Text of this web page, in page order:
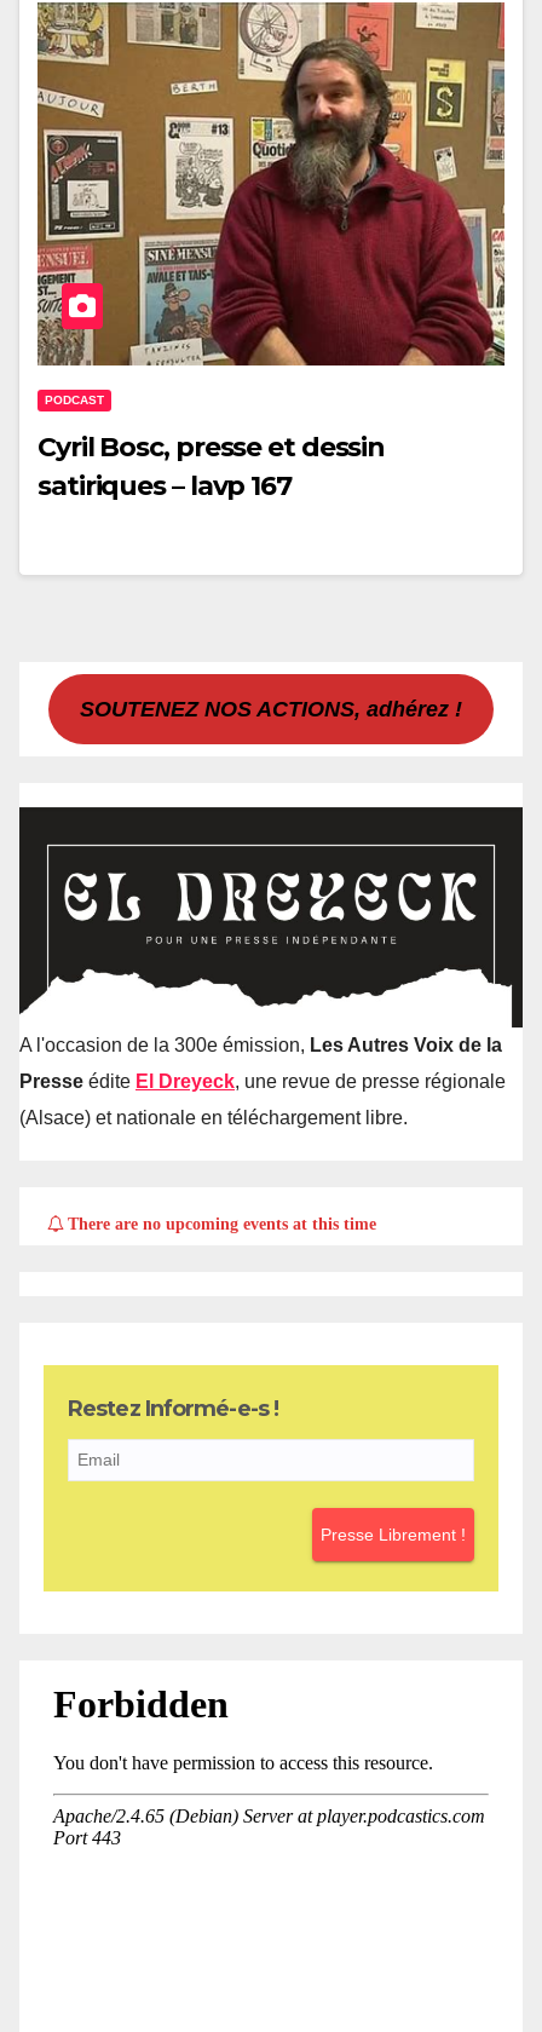
PODCAST
Cyril Bosc, presse et dessin
satiriques – lavp 167
SOUTENEZ NOS ACTIONS, adhérez !
A l'occasion de la 300e émission, Les Autres Voix de la
Presse édite El Dreyeck, une revue de presse régionale
(Alsace) et nationale en téléchargement libre.
There are no upcoming events at this time
Restez Informé-e-s !